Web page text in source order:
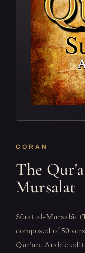
CORAN
The
Mursalat
Sūrat al-Mursalāt
composed of 50
Qur'an. Arabic